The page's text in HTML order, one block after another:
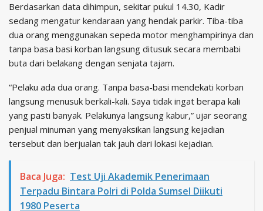
Berdasarkan data dihimpun, sekitar pukul 14.30, Kadir
sedang mengatur kendaraan yang hendak parkir. Tiba-tiba
dua orang menggunakan sepeda motor menghampirinya dan
tanpa basa basi korban langsung ditusuk secara membabi
buta dari belakang dengan senjata tajam.
“Pelaku ada dua orang. Tanpa basa-basi mendekati korban
langsung menusuk berkali-kali. Saya tidak ingat berapa kali
yang pasti banyak. Pelakunya langsung kabur,” ujar seorang
penjual minuman yang menyaksikan langsung kejadian
tersebut dan berjualan tak jauh dari lokasi kejadian.
Baca Juga: Test Uji Akademik Penerimaan
Terpadu Bintara Polri di Polda Sumsel Diikuti
1980 Peserta